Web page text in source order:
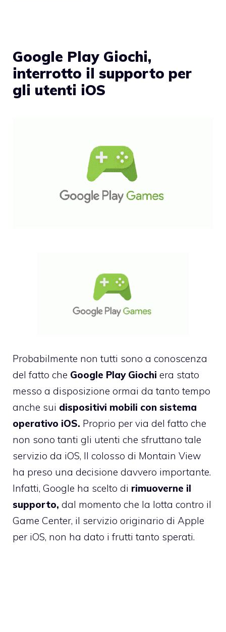
Google Play Giochi,
interrotto il supporto per
gli utenti iOS
Probabilmente non tutti sono a conoscenza
del fatto che Google Play Giochi era stato
messo a disposizione ormai da tanto tempo
anche sui dispositivi mobili con sistema
operativo iOS. Proprio per via del fatto che
non sono tanti gli utenti che sfruttano tale
servizio da iOS, Il colosso di Montain View
ha preso una decisione davvero importante.
Infatti, Google ha scelto di rimuoverne il
supporto, dal momento che la lotta contro il
Game Center, il servizio originario di Apple
per iOS, non ha dato i frutti tanto sperati.